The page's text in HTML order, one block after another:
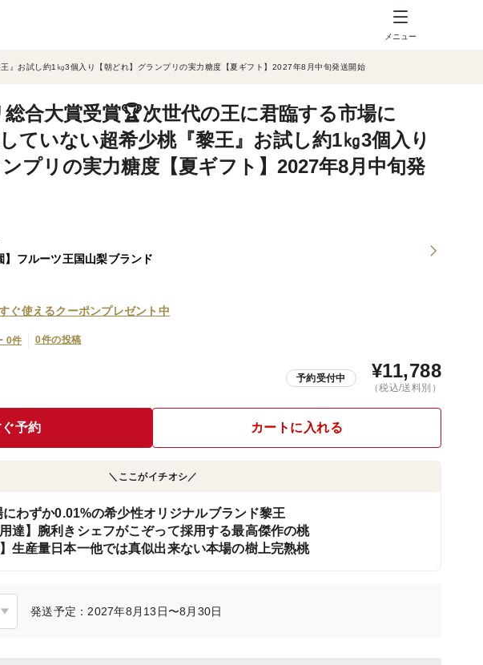
メニュー
お試し約1㎏3個入り【朝どれ】グランプリの実力糖度【夏ギフト】2027年8月中旬発送開始
合大賞受賞🏆次世代の王に君臨する市場に
ていない超希少桃『黎王』お試し約1㎏3個入り
ンプリの実力糖度【夏ギフト】2027年8月中旬発
】フルーツ王国山梨ブランド
ぐ使えるクーポンプレゼント中
0件 0件の投稿
予約受付中 ¥11,788
（税込/送料別）
予約 カートに入れる
＼ここがイチオシ／
にわずか0.01%の希少性オリジナルブランド黎王
達】腕利きシェフがこぞって採用する最高傑作の桃
生産量日本一他では真似出来ない本場の樹上完熟桃
発送予定：2027年8月13日〜8月30日